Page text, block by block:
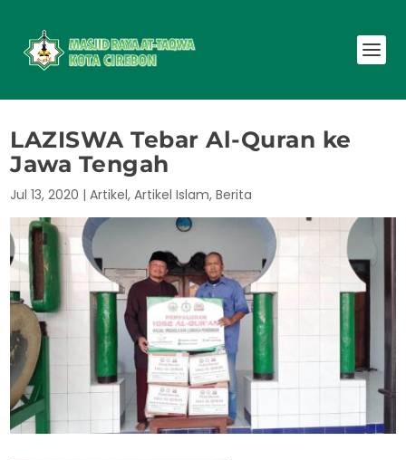
LAZISWA Tebar Al-Quran ke
Jawa Tengah
Jul 13, 2020 |Artikel,Artikel Islam,Berita